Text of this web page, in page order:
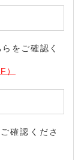
をご確認く
）
確認くださ